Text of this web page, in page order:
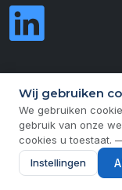
©2026
Wij gebruiken
We gebruiken
gebruik van onze
cookies u toestaat.
Instellingen